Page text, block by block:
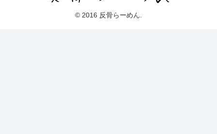
© 2016 反骨らーめん.